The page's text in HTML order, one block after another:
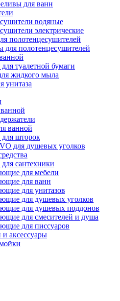
для ванн
водяные
электрические
полотенцесушителей
для полотенцесушителей
туалетной бумаги
жидкого мыла
унитаза
ванной
шторок
для душевых уголков
сантехники
для мебели
для ванн
для унитазов
для душевых уголков
для душевых поддонов
для смесителей и душа
для писсуаров
аксессуары